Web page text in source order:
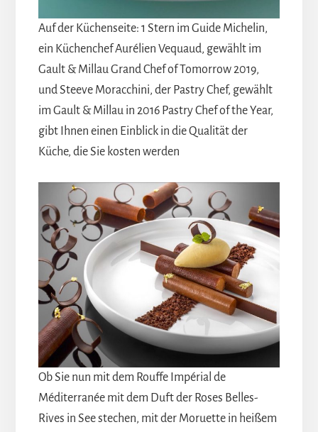
Auf der Küchenseite: 1 Stern im Guide Michelin,
ein Küchenchef Aurélien Vequaud, gewählt im
Gault & Millau Grand Chef of Tomorrow 2019,
und Steeve Moracchini, der Pastry Chef, gewählt
im Gault & Millau in 2016 Pastry Chef of the Year,
gibt Ihnen einen Einblick in die Qualität der
Küche, die Sie kosten werden
Ob Sie nun mit dem Rouffe Impérial de
Méditerranée mit dem Duft der Roses Belles-
Rives in See stechen, mit der Moruette in heißem